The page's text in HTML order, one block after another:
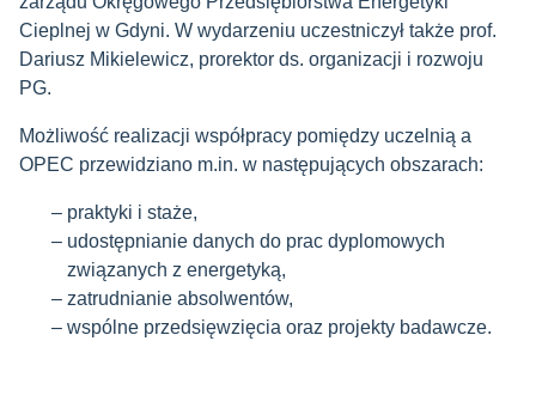
Cieplnej w Gdyni. W wydarzeniu uczestniczył także prof.
Dariusz Mikielewicz, prorektor ds. organizacji i rozwoju
PG.
Możliwość realizacji współpracy pomiędzy uczelnią a
OPEC przewidziano m.in. w następujących obszarach:
praktyki i staże,
udostępnianie danych do prac dyplomowych
związanych z energetyką,
zatrudnianie absolwentów,
wspólne przedsięwzięcia oraz projekty badawcze.